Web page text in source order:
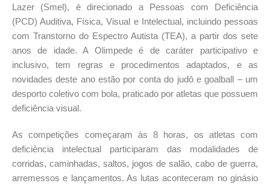
Lazer (Smel), é direcionado a Pessoas com Deficiência
(PCD) Auditiva, Física, Visual e Intelectual, incluindo pessoas
com Transtorno do Espectro Autista (TEA), a partir dos sete
anos de idade. A Olimpede é de caráter participativo e
inclusivo, tem regras e procedimentos adaptados, e as
novidades deste ano estão por conta do judô e goalball – um
desporto coletivo com bola, praticado por atletas que possuem
deficiência visual.
As competições começaram às 8 horas, os atletas com
deficiência intelectual participaram das modalidades de
corridas, caminhadas, saltos, jogos de salão, cabo de guerra,
arremessos e lançamentos. As lutas aconteceram no ginásio